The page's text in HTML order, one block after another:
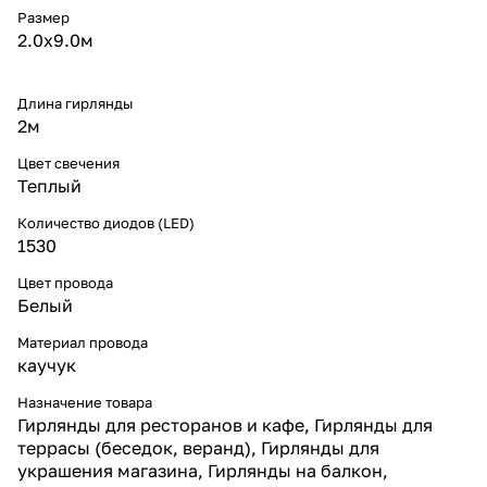
Преимущества белого кабеля
Белый кабель гармонирует со
светлыми фасадами и
Днём он практически
незаметен, а ночью
свет.
Такой эффект востребован в
позволяет добиваться
максимально аккуратного
Где использовать
Занавес подходит для фасадов,
новогодних ёлок.
Тёплая статика создаёт
атмосферу уюта и
гостеприимства, что делает
модель популярной не только в
частных проектах, но и для
украшения торговых центров,
гостиниц и городских улиц.
Размер
2.0х9.0м
Длина гирлянды
2м
Цвет свечения
Теплый
Количество диодов (LED)
1530
Цвет провода
Белый
Материал провода
каучук
Назначение товара
Гирлянды для ресторанов и кафе, Гирлянды для
террасы (беседок, веранд), Гирлянды для
украшения магазина, Гирлянды на балкон,